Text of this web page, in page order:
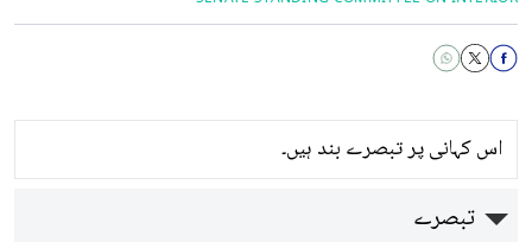
اس کہانی پر تبصرے بند ہیں۔
تبصرے